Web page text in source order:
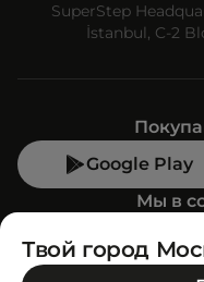
SuperStep
İstanbul, C-2
Google Play
Мы в
Твой город